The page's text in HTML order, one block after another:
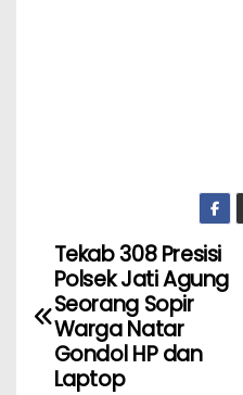
Tekab 308 Presisi
Polsek Jati Agung
Seorang Sopir
Warga Natar
Gondol HP dan
Laptop